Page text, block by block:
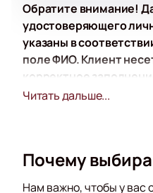
Обратите внимание!
удостоверяющего
указаны в
поле ФИО. Клиент
корректное
забудьте взять
Комплекс находится в
выделяется
Читать дальше...
Почему
Нам важно, чтобы у вас